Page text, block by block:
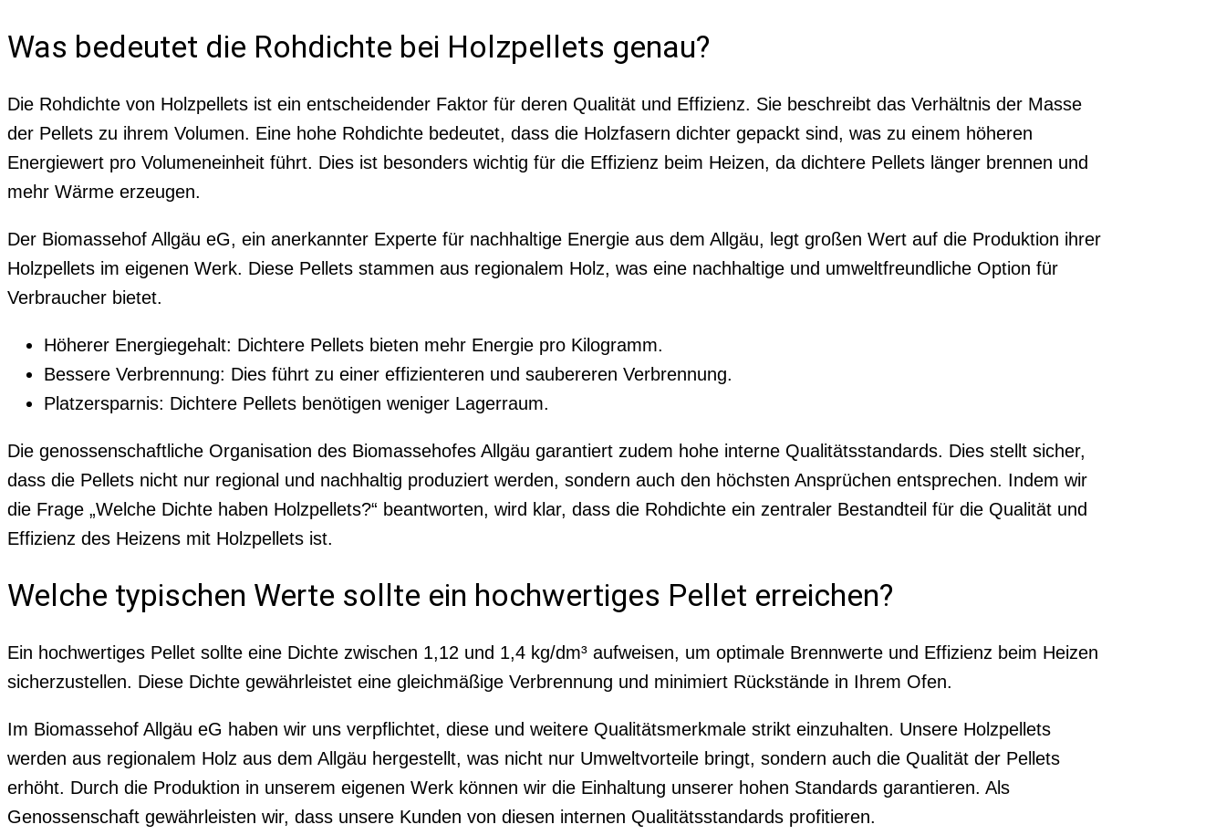
Was bedeutet die Rohdichte bei Holzpellets genau?
Die Rohdichte von Holzpellets ist ein entscheidender Faktor für deren Qualität und Effizienz. Sie beschreibt das Verhältnis der Masse
der Pellets zu ihrem Volumen. Eine hohe Rohdichte bedeutet, dass die Holzfasern dichter gepackt sind, was zu einem höheren
Energiewert pro Volumeneinheit führt. Dies ist besonders wichtig für die Effizienz beim Heizen, da dichtere Pellets länger brennen und
mehr Wärme erzeugen.
Der Biomassehof Allgäu eG, ein anerkannter Experte für nachhaltige Energie aus dem Allgäu, legt großen Wert auf die Produktion ihrer
Holzpellets im eigenen Werk. Diese Pellets stammen aus regionalem Holz, was eine nachhaltige und umweltfreundliche Option für
Verbraucher bietet.
Höherer Energiegehalt: Dichtere Pellets bieten mehr Energie pro Kilogramm.
Bessere Verbrennung: Dies führt zu einer effizienteren und saubereren Verbrennung.
Platzersparnis: Dichtere Pellets benötigen weniger Lagerraum.
Die genossenschaftliche Organisation des Biomassehofes Allgäu garantiert zudem hohe interne Qualitätsstandards. Dies stellt sicher,
dass die Pellets nicht nur regional und nachhaltig produziert werden, sondern auch den höchsten Ansprüchen entsprechen. Indem wir
die Frage „Welche Dichte haben Holzpellets?“ beantworten, wird klar, dass die Rohdichte ein zentraler Bestandteil für die Qualität und
Effizienz des Heizens mit Holzpellets ist.
Welche typischen Werte sollte ein hochwertiges Pellet erreichen?
Ein hochwertiges Pellet sollte eine Dichte zwischen 1,12 und 1,4 kg/dm³ aufweisen, um optimale Brennwerte und Effizienz beim Heizen
sicherzustellen. Diese Dichte gewährleistet eine gleichmäßige Verbrennung und minimiert Rückstände in Ihrem Ofen.
Im Biomassehof Allgäu eG haben wir uns verpflichtet, diese und weitere Qualitätsmerkmale strikt einzuhalten. Unsere Holzpellets
werden aus regionalem Holz aus dem Allgäu hergestellt, was nicht nur Umweltvorteile bringt, sondern auch die Qualität der Pellets
erhöht. Durch die Produktion in unserem eigenen Werk können wir die Einhaltung unserer hohen Standards garantieren. Als
Genossenschaft gewährleisten wir, dass unsere Kunden von diesen internen Qualitätsstandards profitieren.